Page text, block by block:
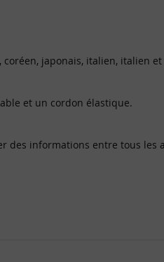
japonais, italien, italien et
et un cordon élastique.
informations entre tous